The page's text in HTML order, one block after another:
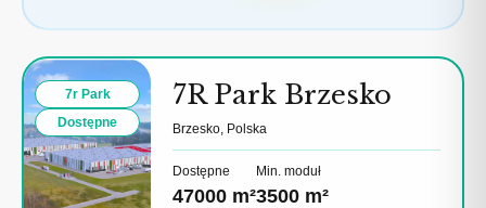
7r Park
Dostępne
7R Park Brzesko
Brzesko, Polska
Dostępne
47000 m²
Min. moduł
3500 m²